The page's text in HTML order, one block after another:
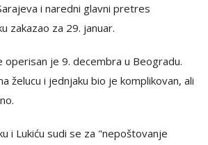
i naredni glavni pretres
zakazao za 29. januar.
operisan je 9. decembra u Beogradu.
želucu i jednjaku bio je komplikovan, ali
i Lukiću sudi se za "nepoštovanje